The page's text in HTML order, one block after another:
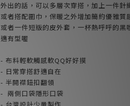
外出的話，可以多層次穿搭，加上一件針
或者搭配圍巾，保暖之外增加簡約優雅質
或者一件短版的皮外套，一杯熱呼呼的黑
適有型喔
- 布料輕軟觸感軟QQ好好摸
- 日常穿搭舒適自在
- 半開襟鈕扣翻領
- 兩側口袋隱形口袋